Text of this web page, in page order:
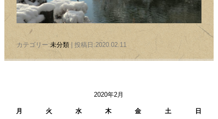
カテゴリー:未分類| 投稿日:2020.02.11
2020年2月
月 火 水 木 金 土 日